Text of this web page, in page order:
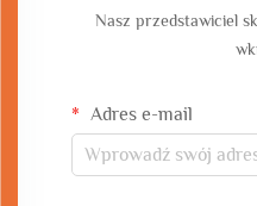
Nasz przedstawiciel
Adres e-mail